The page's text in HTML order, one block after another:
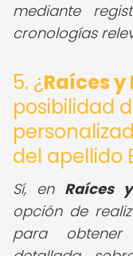
mediante
cronologías
5. ¿Raíces y
posibilidad
del apellido
Sí, en Raíces
opción de
para obtener